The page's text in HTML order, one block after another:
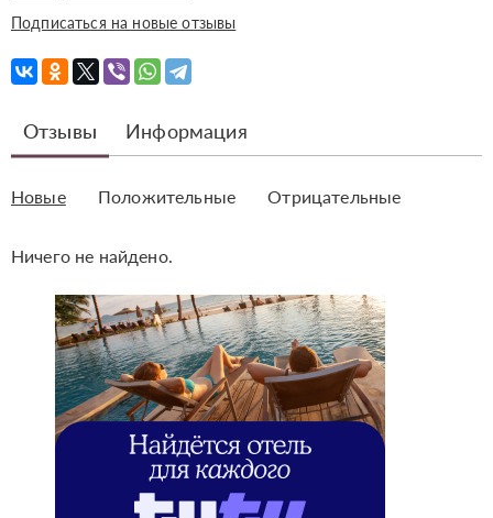
Подписаться на новые отзывы
Отзывы Информация
Новые Положительные Отрицательные
Ничего не найдено.